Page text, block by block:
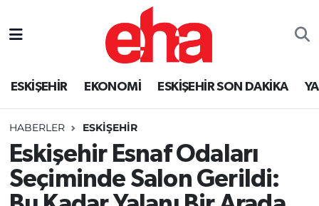
ESKİŞEHİR EKONOMİ ESKİŞEHİR SON DAKİKA
HABERLER ESKİŞEHİR
Eskişehir Esnaf Odaları
Seçiminde Salon Gerildi: